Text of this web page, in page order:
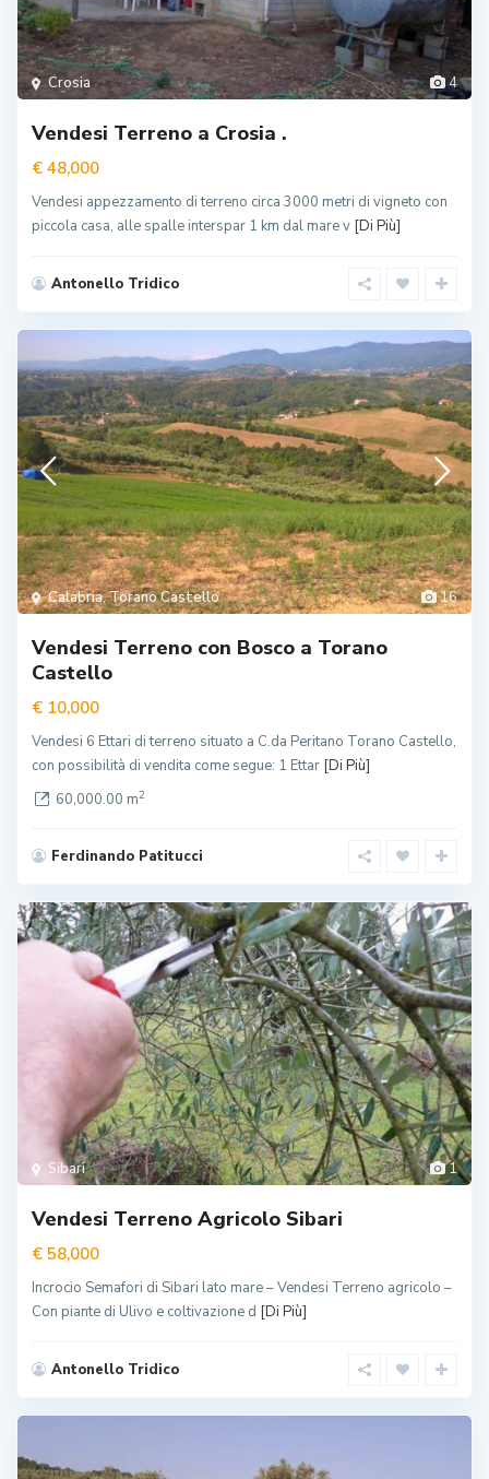
4
Crosia
Vendesi Terreno a Crosia .
€ 48,000
Vendesi appezzamento di terreno circa 3000 metri di vigneto con
piccola casa, alle spalle interspar 1 km dal mare v [Di Più]
Antonello Tridico
16
Calabria,Torano Castello
Vendesi Terreno con Bosco a Torano
Castello
€ 10,000
Vendesi 6 Ettari di terreno situato a C.da Peritano Torano Castello,
con possibilità di vendita come segue: 1 Ettar [Di Più]
60,000.00 m2
Ferdinando Patitucci
1
Sibari
Vendesi Terreno Agricolo Sibari
€ 58,000
Incrocio Semafori di Sibari lato mare – Vendesi Terreno agricolo –
Con piante di Ulivo e coltivazione d [Di Più]
Antonello Tridico